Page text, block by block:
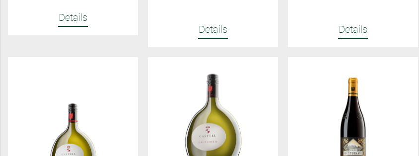
Details
Details Details